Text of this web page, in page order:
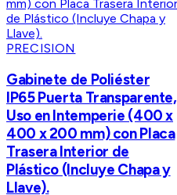
PRECISION
Gabinete de Poliéster
IP65 Puerta Transparente,
Uso en Intemperie (400 x
400 x 200 mm) con Placa
Trasera Interior de
Plástico (Incluye Chapa y
Llave).